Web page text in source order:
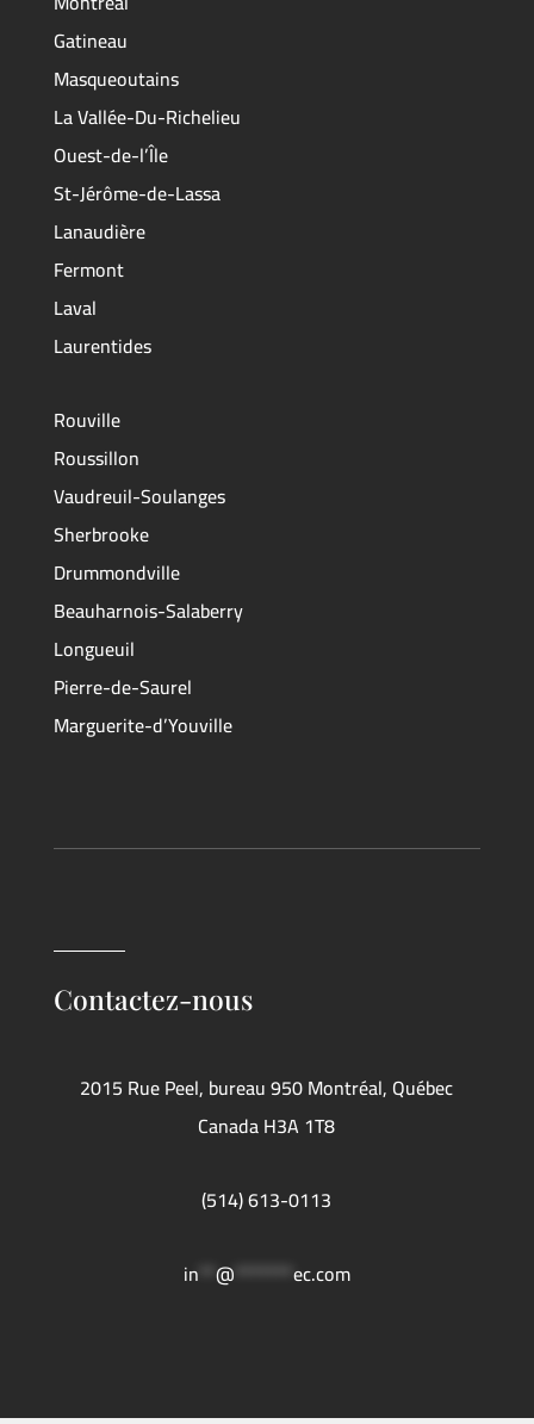
Gatineau
Masqueoutains
La Vallée-Du-Richelieu
Ouest-de-l’Île
St-Jérôme-de-Lassa
Lanaudière
Fermont
Laval
Laurentides
Rouville
Roussillon
Vaudreuil-Soulanges
Sherbrooke
Drummondville
Beauharnois-Salaberry
Longueuil
Pierre-de-Saurel
Marguerite-d’Youville
Contactez-nous
2015 Rue Peel, bureau 950 Montréal, Québec
Canada H3A 1T8
(514) 613-0113
in @ ******* ec.com